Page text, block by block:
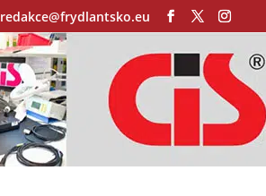
redakce@frydlantsko.eu